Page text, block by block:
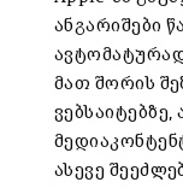
ანგარიშები
მათ შორის
ვებსაიტებზე,
ასევე